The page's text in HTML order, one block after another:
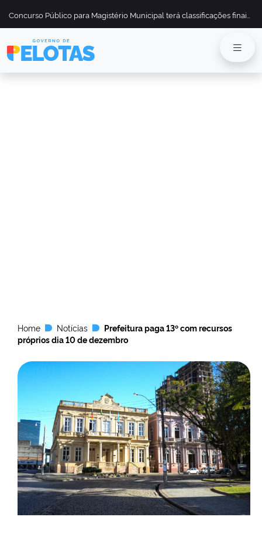
Home Notícias
Prefeitura paga 13º com recursos
próprios dia 10 de dezembro